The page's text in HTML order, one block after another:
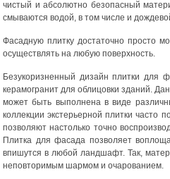
чистый и абсолютно безопасный
смываются водой, в том числе и
Фасадную плитку достаточно просто
осуществлять на любую поверхность.
Безукоризненный дизайн плитки для
керамогранит для облицовки зданий.
может быть выполнена в виде
коллекции экстерьерной плитки часто
позволяют настолько точно
Плитка для фасада позволяет
впишутся в любой ландшафт. Так,
неповторимым шармом и очарованием.